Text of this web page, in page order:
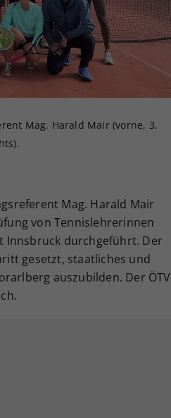
Mag. Harald Mair (vorne, 3.
Mag. Harald Mair
von Tennislehrerinnen
Innsbruck durchgeführt. Der
gesetzt, staatliches und
auszubilden. Der ÖTV
Einstellungen, falls der
Betreiber dies eingestellt hat.